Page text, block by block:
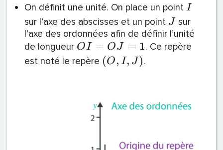
On définit une unité. On place un point I
sur l’axe des abscisses et un point J sur
l’axe des ordonnées afin de définir l’unité
de longueur OI = OJ = 1. Ce repère
est noté le repère (O, I, J).